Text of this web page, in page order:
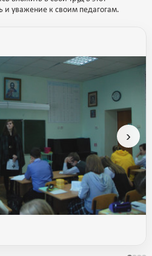
и уважение к своим педагогам.
›